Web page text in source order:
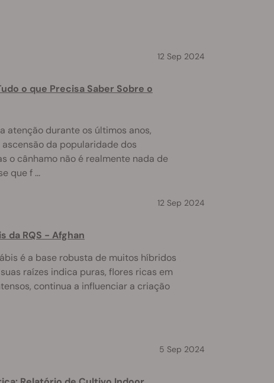
12 Sep 2024
o que Precisa Saber Sobre o
atenção durante os últimos anos,
da popularidade dos
o cânhamo não é realmente nada de
que f ...
12 Sep 2024
da RQS - Afghan
é a base robusta de muitos híbridos
raízes indica puras, flores ricas em
continua a influenciar a criação
5 Sep 2024